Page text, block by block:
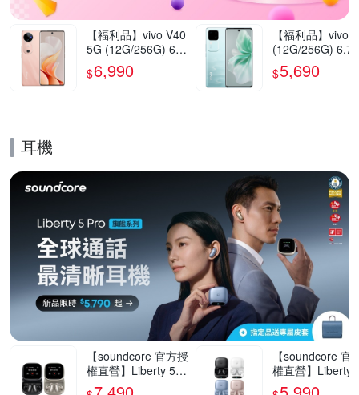
【福利品】vivo V40
5G (12G/256G) 6.7
8吋智慧型手機(9成
新)
$6,990
【福利品】vivo
(12G/256G)
5G智慧型手機(9
新)
$5,690
耳機
【soundcore 官方授
權直營】Liberty 5 P
ro Max AI降噪真無
【soundcore 官
權直營】Liberty
ro AI降噪真無線